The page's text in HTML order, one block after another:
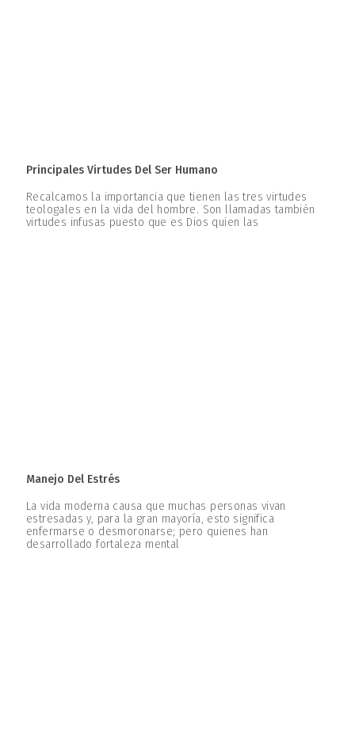
Principales Virtudes Del Ser Humano
Recalcamos la importancia que tienen las tres virtudes
teologales en la vida del hombre. Son llamadas también
virtudes infusas puesto que es Dios quien las
Manejo Del Estrés
La vida moderna causa que muchas personas vivan
estresadas y, para la gran mayoría, esto significa
enfermarse o desmoronarse; pero quienes han
desarrollado fortaleza mental